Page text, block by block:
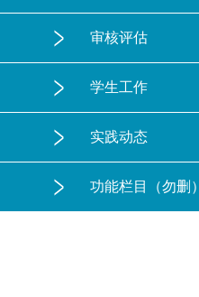
审核评估
学生工作
实践动态
功能栏目（勿删）